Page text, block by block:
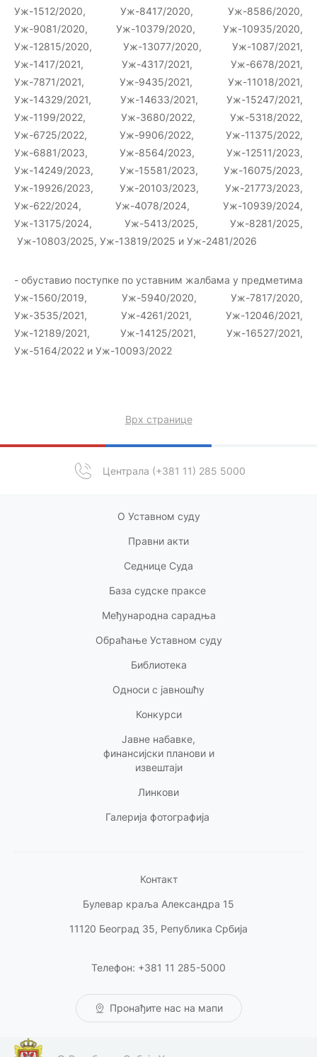
Уж-1512/2020, Уж-8417/2020, Уж-8586/2020,
Уж-9081/2020, Уж-10379/2020, Уж-10935/2020,
Уж-12815/2020, Уж-13077/2020, Уж-1087/2021,
Уж-1417/2021, Уж-4317/2021, Уж-6678/2021,
Уж-7871/2021, Уж-9435/2021, Уж-11018/2021,
Уж-14329/2021, Уж-14633/2021, Уж-15247/2021,
Уж-1199/2022, Уж-3680/2022, Уж-5318/2022,
Уж-6725/2022, Уж-9906/2022, Уж-11375/2022,
Уж-6881/2023, Уж-8564/2023, Уж-12511/2023,
Уж-14249/2023, Уж-15581/2023, Уж-16075/2023,
Уж-19926/2023, Уж-20103/2023, Уж-21773/2023,
Уж-622/2024, Уж-4078/2024, Уж-10939/2024,
Уж-13175/2024, Уж-5413/2025, Уж-8281/2025,
Уж-10803/2025, Уж-13819/2025 и Уж-2481/2026
- обуставио поступке по уставним жалбама у предметима
Уж-1560/2019, Уж-5940/2020, Уж-7817/2020,
Уж-3535/2021, Уж-4261/2021, Уж-12046/2021,
Уж-12189/2021, Уж-14125/2021, Уж-16527/2021,
Уж-5164/2022 и Уж-10093/2022
Централа (+381 11) 285 5000
Врх странице
О Уставном суду
Правни акти
Седнице Суда
База судске праксе
Међународна сарадња
Обраћање Уставном суду
Библиотека
Односи с јавношћу
Конкурси
Јавне набавке,
финансијски планови и
извештаји
Линкови
Галерија фотографија
Контакт
Булевар краља Александра 15
11120 Београд 35, Република Србија
Телефон: +381 11 285-5000
Пронађите нас на мапи